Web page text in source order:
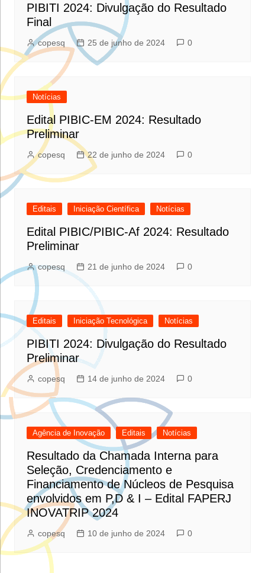
PIBITI 2024: Divulgação do Resultado
Final
copesq 25 de junho de 2024 0
Notícias
Edital PIBIC-EM 2024: Resultado
Preliminar
copesq 22 de junho de 2024 0
Editais Iniciação Científica Notícias
Edital PIBIC/PIBIC-Af 2024: Resultado
Preliminar
copesq 21 de junho de 2024 0
Editais Iniciação Tecnológica Notícias
PIBITI 2024: Divulgação do Resultado
Preliminar
copesq 14 de junho de 2024 0
Agência de Inovação Editais Notícias
Resultado da Chamada Interna para
Seleção, Credenciamento e
Financiamento de Núcleos de Pesquisa
envolvidos em P,D & I – Edital FAPERJ
INOVATRIP 2024
copesq 10 de junho de 2024 0